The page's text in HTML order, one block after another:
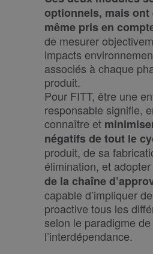
optionnels, mais ont
même pris en
de mesurer
impacts
associés à chaque
produit.
Pour FITT, être une
responsable signifie,
connaître et
négatifs de tout le
produit, de sa
élimination, et
de la chaîne
capable d’impliquer
proactive tous les
selon le paradigme de
l’interdépendance.